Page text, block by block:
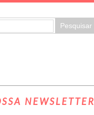
NEWSLETTER